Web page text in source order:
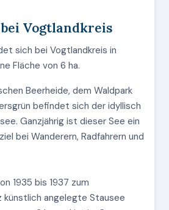
Vogtlandkreis
sich bei Vogtlandkreis in
Fläche von 6 ha.
Beerheide, dem Waldpark
befindet sich der idyllisch
Ganzjährig ist dieser See ein
bei Wanderern, Radfahrern und
1935 bis 1937 zum
angelegte Stausee